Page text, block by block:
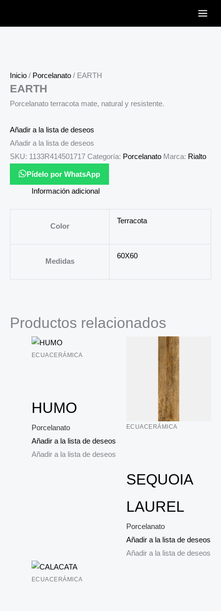
Inicio / Porcelanato / EARTH
EARTH
Porcelanato terracota mate, natural y resistente.
Añadir a la lista de deseos
Añadir a la lista de deseos
SKU: 1133R414501717 Categoría: Porcelanato Marca: Rialto
Pídelo por WhatsApp
Información adicional
Color
Terracota
Medidas
60X60
Productos relacionados
ECUACERÁMICA
HUMO
Porcelanato
Añadir a la lista de deseos
Añadir a la lista de deseos
ECUACERÁMICA
SEQUOIA
LAUREL
Porcelanato
Añadir a la lista de deseos
Añadir a la lista de deseos
ECUACERÁMICA